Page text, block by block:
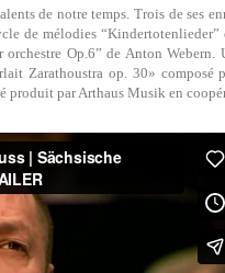
de notre temps. Trois de ses
de mélodies
Op.6” de Anton
Zarathoustra op. 30» composé
produit par Arthaus Musik en